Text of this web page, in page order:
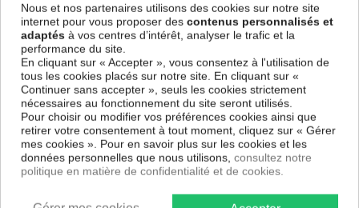
Porte-monnaie peluche 3D - chien
3,60€
12,00 € *
Nous et nos partenaires utilisons des cookies sur notre site
internet pour vous proposer des contenus personnalisés et
adaptés à vos centres d’intérêt, analyser le trafic et la
performance du site.
En cliquant sur « Accepter », vous consentez à l'utilisation de
tous les cookies placés sur notre site. En cliquant sur «
Continuer sans accepter », seuls les cookies strictement
nécessaires au fonctionnement du site seront utilisés.
Pour choisir ou modifier vos préférences cookies ainsi que
retirer votre consentement à tout moment, cliquez sur « Gérer
mes cookies ». Pour en savoir plus sur les cookies et les
données personnelles que nous utilisons, consultez notre
politique en matière de confidentialité et de cookies.